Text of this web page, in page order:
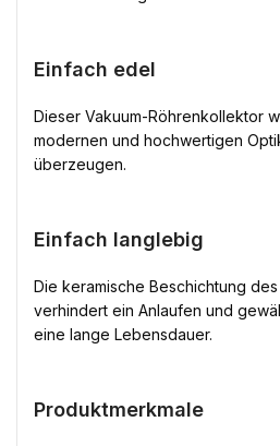
Einfach edel
Dieser Vakuum-Röhrenkollektor
modernen und hochwertigen
überzeugen.
Einfach langlebig
Die keramische Beschichtung
verhindert ein Anlaufen und
eine lange Lebensdauer.
Produktmerkmale